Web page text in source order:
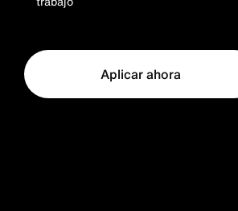
Aplicar ahora